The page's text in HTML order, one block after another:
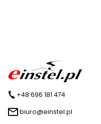
+48 696 181 474
biuro@einstel.pl